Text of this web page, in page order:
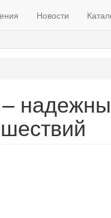
Новости